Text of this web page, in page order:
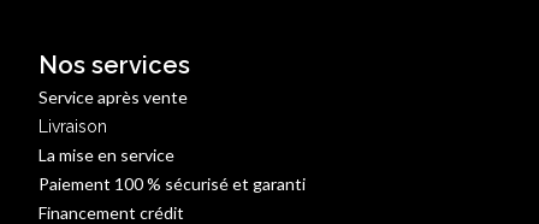
Nos services
Service après vente
Livraison
La mise en service
Paiement 100 % sécurisé et garanti
Financement crédit